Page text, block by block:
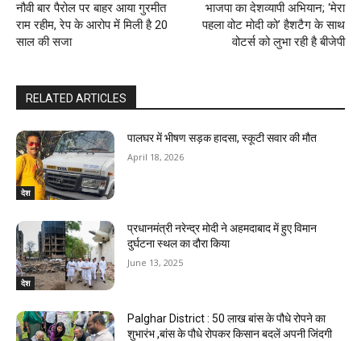
नौवी बार पैरोल पर बाहर आया गुरमीत
राम रहीम, रेप के आरोप में मिली है 20
साल की सजा
भाजपा का देशव्यापी अभियान; ‘मेरा
पहला वोट मोदी को’ हैशटैग के साथ
वोटर्स को लुभा रही है बीजेपी
RELATED ARTICLES
देश
पालघर में भीषण सड़क हादसा, स्कूटी सवार की मौत
April 18, 2026
देश
प्रधानमंत्री नरेन्द्र मोदी ने अहमदाबाद में हुए विमान
दुर्घटना स्थल का दौरा किया
June 13, 2025
Palghar District : 50 लाख बांस के पौधे रोपने का
शुभारंभ ,बांस के पौधे रोपकर किसान बदलें अपनी जिंदगी